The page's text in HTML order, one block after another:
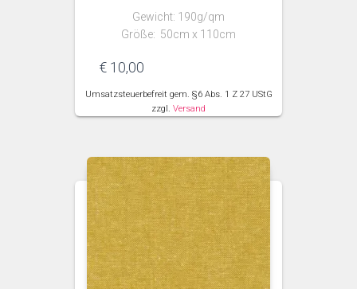
Gewicht: 190g/qm
Größe: 50cm x 110cm
€ 10,00
Umsatzsteuerbefreit gem. §6 Abs. 1 Z 27 UStG
zzgl. Versand